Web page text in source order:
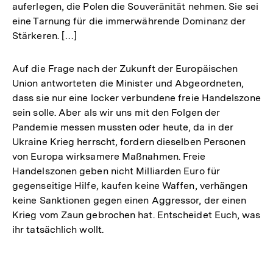
auferlegen, die Polen die Souveränität nehmen. Sie sei
eine Tarnung für die immerwährende Dominanz der
Stärkeren. […]
Auf die Frage nach der Zukunft der Europäischen
Union antworteten die Minister und Abgeordneten,
dass sie nur eine locker verbundene freie Handelszone
sein solle. Aber als wir uns mit den Folgen der
Pandemie messen mussten oder heute, da in der
Ukraine Krieg herrscht, fordern dieselben Personen
von Europa wirksamere Maßnahmen. Freie
Handelszonen geben nicht Milliarden Euro für
gegenseitige Hilfe, kaufen keine Waffen, verhängen
keine Sanktionen gegen einen Aggressor, der einen
Krieg vom Zaun gebrochen hat. Entscheidet Euch, was
ihr tatsächlich wollt.